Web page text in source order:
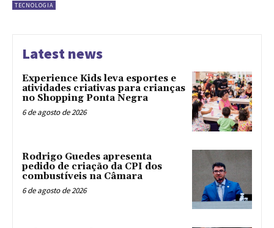
TECNOLOGIA
Latest news
Experience Kids leva esportes e
atividades criativas para crianças
no Shopping Ponta Negra
6 de agosto de 2026
Rodrigo Guedes apresenta
pedido de criação da CPI dos
combustíveis na Câmara
6 de agosto de 2026